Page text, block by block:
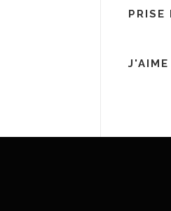
PRISE
J'AIME